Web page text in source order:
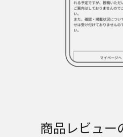
商品レビュー